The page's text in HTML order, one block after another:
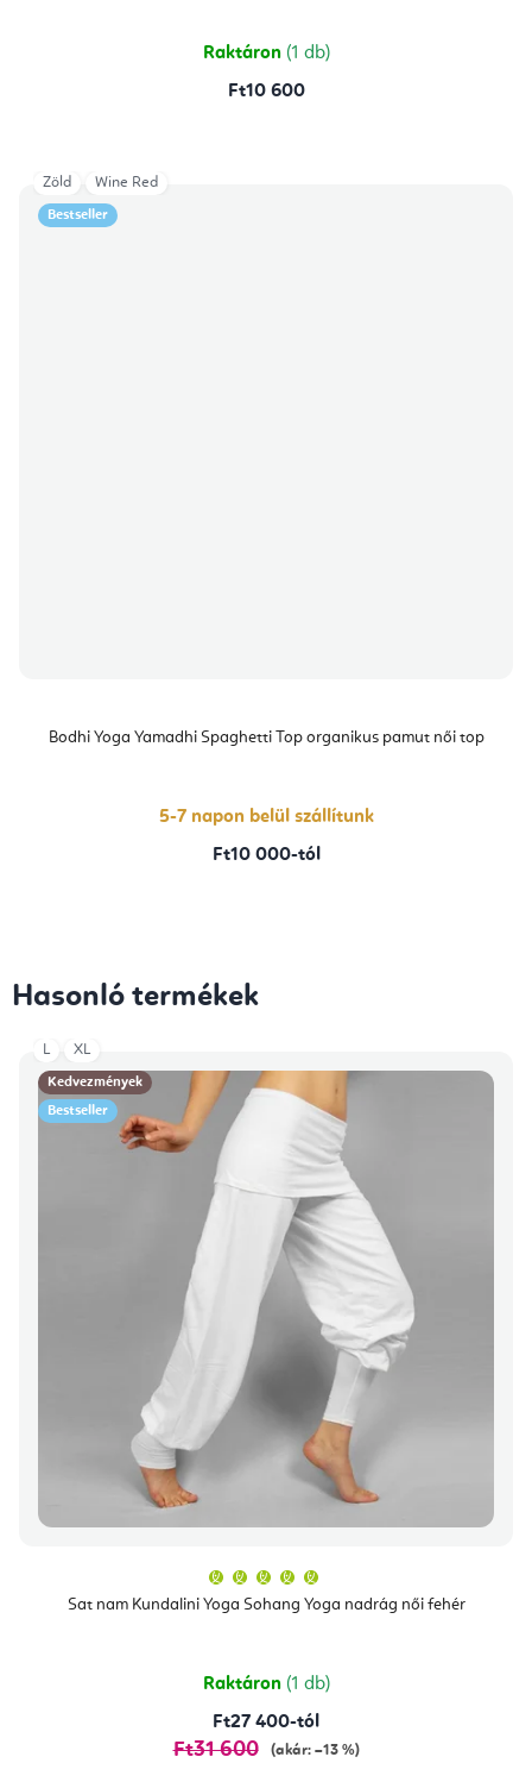
Raktáron (1 db)
Ft10 600
Bestseller
Bodhi Yoga Yamadhi Spaghetti Top organikus pamut női top
5-7 napon belül szállítunk
Ft10 000-tól
Zöld Wine Red
Hasonló termékek
Kedvezmények
Bestseller
Sat nam Kundalini Yoga Sohang Yoga nadrág női fehér
átlagos
értékelése
csillag.
Raktáron (1 db)
Ft27 400-tól
Ft31 600 (akár: –13 %)
L XL